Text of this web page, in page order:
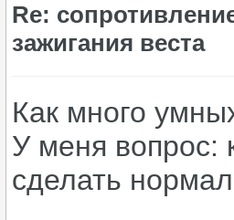
Re:
зажигания веста
Как много
У меня вопрос:
сделать